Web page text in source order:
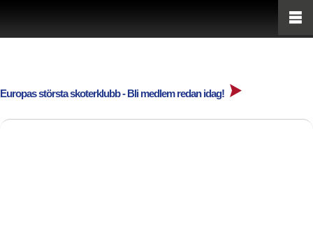
Europas största skoterklubb - Bli medlem redan idag!